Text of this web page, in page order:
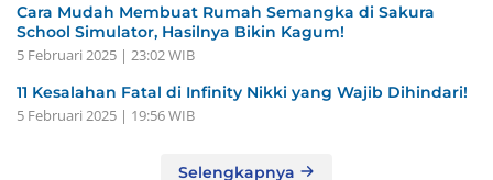
Cara Mudah Membuat Rumah Semangka di Sakura
School Simulator, Hasilnya Bikin Kagum!
5 Februari 2025 | 23:02 WIB
11 Kesalahan Fatal di Infinity Nikki yang Wajib Dihindari!
5 Februari 2025 | 19:56 WIB
Selengkapnya